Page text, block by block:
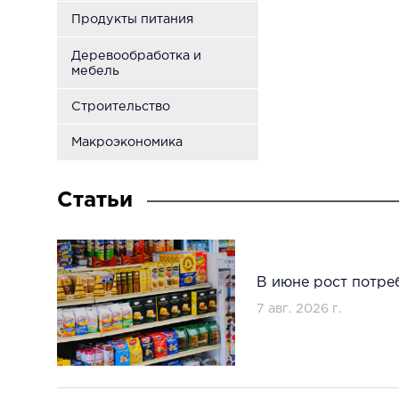
Продукты питания
Деревообработка и
мебель
Строительство
Макроэкономика
Статьи
В июне рост
7 авг. 2026 г.